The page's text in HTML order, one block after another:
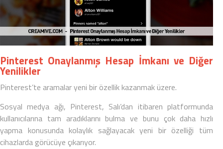
Pinterest Onaylanmış Hesap İmkanı ve Diğer
Yenilikler
Pinterest’te aramalar yeni bir özellik kazanmak üzere.
Sosyal medya ağı, Pinterest, Salı’dan itibaren platformunda
kullanıcılarına tam aradıklarını bulma ve bunu çok daha hızlı
yapma konusunda kolaylık sağlayacak yeni bir özelliği tüm
cihazlarda görücüye çıkarıyor.